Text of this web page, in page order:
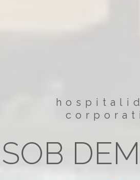
SOB